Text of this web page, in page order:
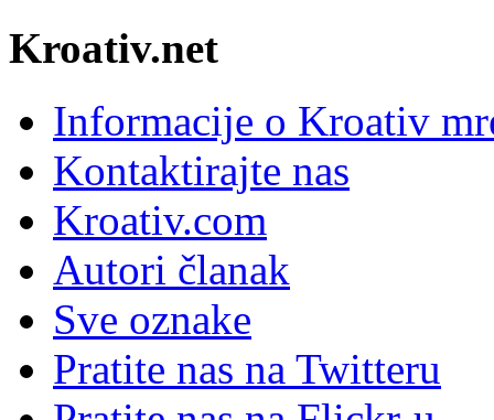
Kroativ.net
Informacije o Kroativ
Kontaktirajte nas
Kroativ.com
Autori članak
Sve oznake
Pratite nas na Twitteru